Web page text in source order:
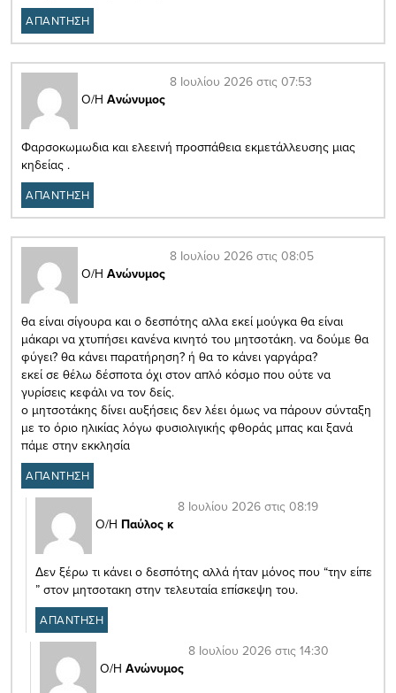
ΑΠΑΝΤΗΣΗ
Ο/Η Ανώνυμος
8 Ιουλίου 2026 στις 07:53
Φαρσοκωμωδια και ελεεινή προσπάθεια εκμετάλλευσης μιας
κηδείας .
ΑΠΑΝΤΗΣΗ
Ο/Η Ανώνυμος
8 Ιουλίου 2026 στις 08:05
θα είναι σίγουρα και ο δεσπότης αλλα εκεί μούγκα θα είναι
μάκαρι να χτυπήσει κανένα κινητό του μητσοτάκη. να δούμε θα
φύγει? θα κάνει παρατήρηση? ή θα το κάνει γαργάρα?
εκεί σε θέλω δέσποτα όχι στον απλό κόσμο που ούτε να
γυρίσεις κεφάλι να τον δείς.
ο μητσοτάκης δίνει αυξήσεις δεν λέει όμως να πάρουν σύνταξη
με το όριο ηλικίας λόγω φυσιολιγικής φθοράς μπας και ξανά
πάμε στην εκκλησία
ΑΠΑΝΤΗΣΗ
Ο/Η Παύλος κ
8 Ιουλίου 2026 στις 08:19
Δεν ξέρω τι κάνει ο δεσπότης αλλά ήταν μόνος που “την είπε
” στον μητσοτακη στην τελευταία επίσκεψη του.
ΑΠΑΝΤΗΣΗ
Ο/Η Ανώνυμος
8 Ιουλίου 2026 στις 14:30